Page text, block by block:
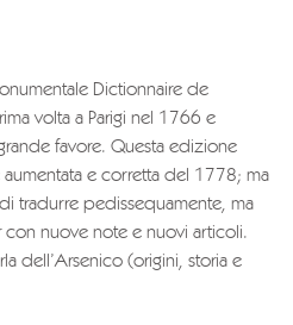
Dictionnaire de
volta a Parigi nel 1766 e
favore. Questa edizione
aumentata e corretta del 1778; ma
tradurre pedissequamente, ma
nuove note e nuovi articoli.
dell’Arsenico (origini, storia e